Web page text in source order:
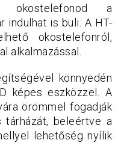
okostelefonod a
indulhat is buli. A HT-
okostelefonról,
alkalmazással.
könnyedén
képes eszközzel. A
örömmel fogadják
tárházát, beleértve a
lehetőség nyílik